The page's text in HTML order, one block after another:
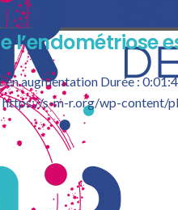
l’endométriose
en augmentation Durée :
https://s-m-r.org/wp-content/